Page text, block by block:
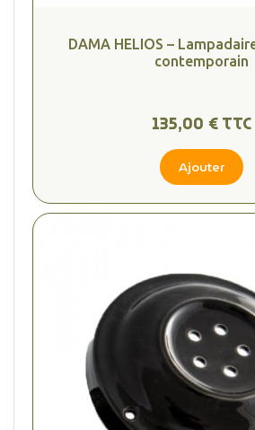
DAMA HELIOS –
contemporain
135,00 € TTC
Ajouter